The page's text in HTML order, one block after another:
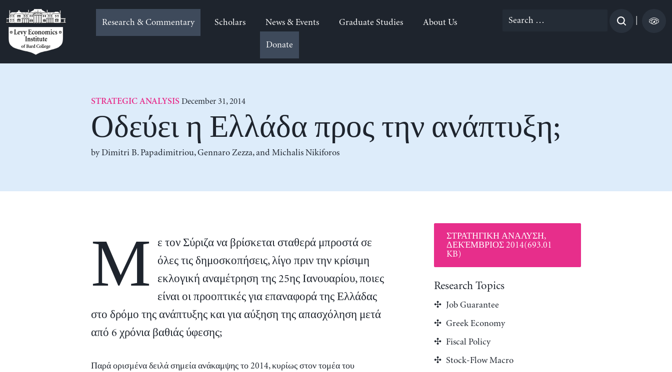
to
content
Research & Commentary Scholars News & Events Graduate Studies About Us
Donate
Search
STRATEGIC ANALYSIS December 31, 2014
Οδεύει η Ελλάδα προς την ανάπτυξη;
byDimitri B. Papadimitriou,Gennaro Zezza, and Michalis Nikiforos
Μ
ε τον Σύριζα να βρίσκεται σταθερά μπροστά σε
όλες τις δημοσκοπήσεις, λίγο πριν την κρίσιμη
εκλογική αναμέτρηση της 25ης Ιανουαρίου, ποιες
είναι οι προοπτικές για επαναφορά της Ελλάδας
στο δρόμο της ανάπτυξης και για αύξηση της απασχόληση μετά
από 6 χρόνια βαθιάς ύφεσης;
Παρά ορισμένα δειλά σημεία ανάκαμψης το 2014, κυρίως στον τομέα του
ΣΤΡΑΤΗΓΙΚΗ ΑΝΑΛΥΣΗ,
ΔΕΚΈΜΒΡΙΟΣ 2014(693.01
KB)
Research Topics
Job Guarantee
Greek Economy
Fiscal Policy
Stock-Flow Macro